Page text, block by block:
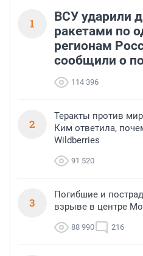
1
ВСУ ударили
ракетами по
регионам
сообщили о
114 396
2
Теракты против
Ким ответила,
Wildberries
91 520
3
Погибшие и
взрыве в центре
88 990 216